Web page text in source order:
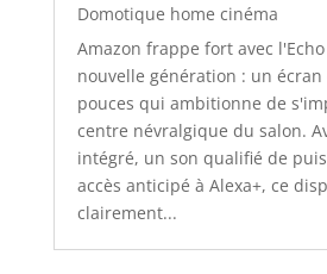
Domotique home cinéma
Amazon frappe fort avec l'Echo
nouvelle génération : un écran
pouces qui ambitionne de
centre névralgique du salon.
intégré, un son qualifié de
accès anticipé à Alexa+, ce
clairement...